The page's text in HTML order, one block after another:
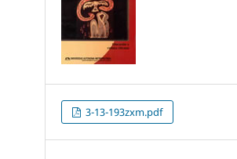
3-13-193zxm.pdf